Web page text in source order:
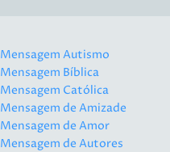
Mensagem Autismo
Mensagem Bíblica
Mensagem Católica
Mensagem de Amizade
Mensagem de Amor
Mensagem de Autores